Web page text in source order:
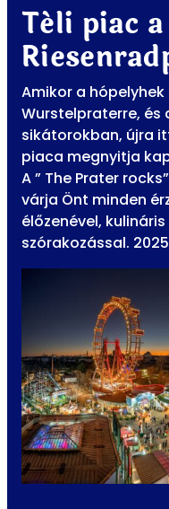
Téli piac a
Amikor a
Wurstelpraterre, és
sikátorokban, újra
piaca megnyitja
A ” The Prater
várja Önt minden
élőzenével,
szórakozással.